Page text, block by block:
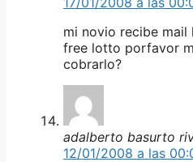
mi novio recibe mail
free lotto porfavor
cobrarlo?
adalberto basurto
12/01/2008 a las